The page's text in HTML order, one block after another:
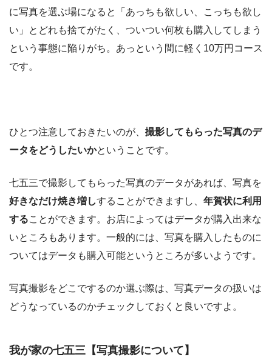
に写真を選ぶ場になると「あっちも欲しい、こっちも欲し
い」とどれも捨てがたく、 ついつい何枚も購入してしまう
という事態に陥りがち。あっという間に軽く10万円コース
です。
ひとつ注意しておきたいのが、 撮影してもらった写真のデ
ータをどうしたいかということです。
七五三で撮影してもらった写真のデータがあれば、写真を
好きなだけ焼き増しすることができますし、 年賀状に利用
することができます。お店によってはデータが購入出来な
いところもあります。一般的には、写真を購入したものに
ついてはデータも購入可能というところが多いようです。
写真撮影をどこでするのか選ぶ際は、 写真データの扱いは
どうなっているのかチェックしておくと良いですよ。
我が家の七五三【写真撮影について】